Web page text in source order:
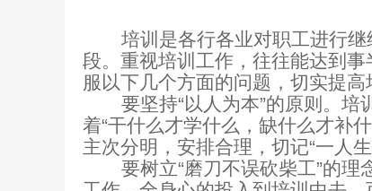
培训是各行各业对职工进行
段。重视培训工作，往往能达到
服以下几个方面的问题，切实提高
要坚持“以人为本”的原则。
着“干什么才学什么，缺什么才补
主次分明，安排合理，切记“一人生
要树立“磨刀不误砍柴工”的